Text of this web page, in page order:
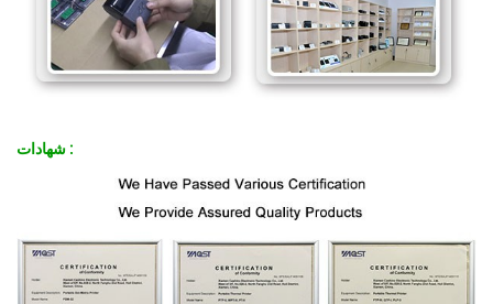
شهادات :